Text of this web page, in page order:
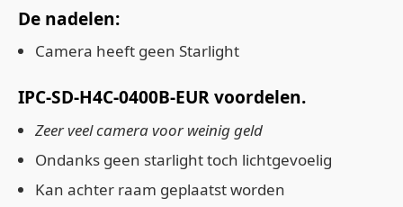
De nadelen:
Camera heeft geen Starlight
IPC-SD-H4C-0400B-EUR voordelen.
Zeer veel camera voor weinig geld
Ondanks geen starlight toch lichtgevoelig
Kan achter raam geplaatst worden